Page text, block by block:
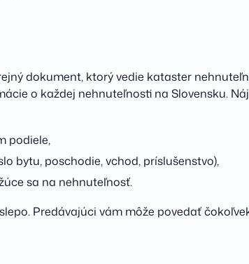
dokument, ktorý vedie kataster
o každej nehnuteľnosti na Slovensku.
podiele,
bytu, poschodie, vchod, príslušenstvo),
sa na nehnuteľnosť.
Predávajúci vám môže povedať